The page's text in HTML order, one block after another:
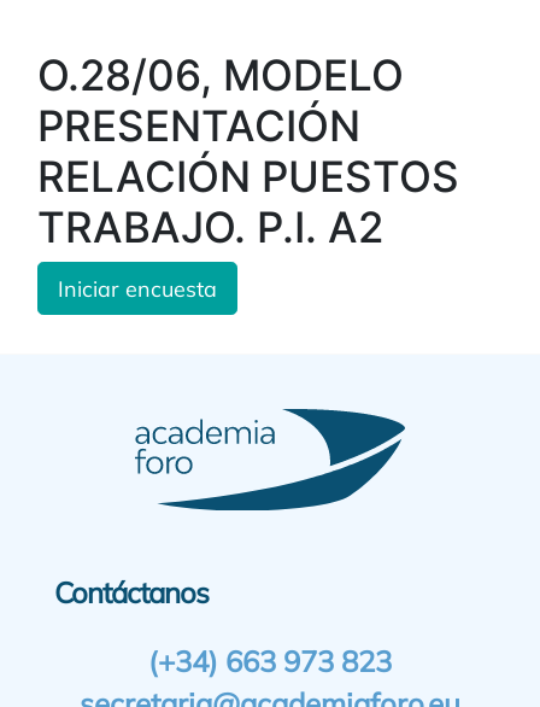
O.28/06, MODELO
PRESENTACIÓN
RELACIÓN PUESTOS
TRABAJO. P.I. A2
Iniciar encuesta
Contáctanos
(+34) 663 973 823